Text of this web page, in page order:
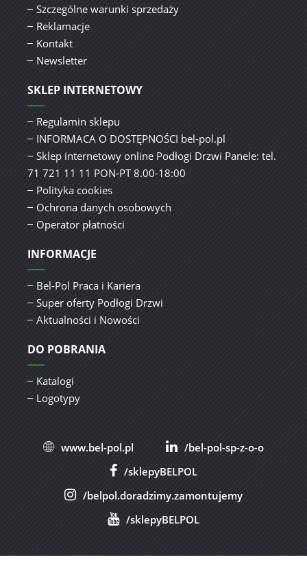
Szczególne warunki sprzedaży
Reklamacje
Kontakt
Newsletter
SKLEP INTERNETOWY
Regulamin sklepu
INFORMACA O DOSTĘPNOŚCI bel-pol.pl
Sklep internetowy online Podłogi Drzwi Panele: tel.
71 721 11 11 PON-PT 8.00-18:00
Polityka cookies
Ochrona danych osobowych
Operator płatności
INFORMACJE
Bel-Pol Praca i Kariera
Super oferty Podłogi Drzwi
Aktualności i Nowości
DO POBRANIA
Katalogi
Logotypy
www.bel-pol.pl
/bel-pol-sp-z-o-o
/sklepyBELPOL
/belpol.doradzimy.zamontujemy
/sklepyBELPOL